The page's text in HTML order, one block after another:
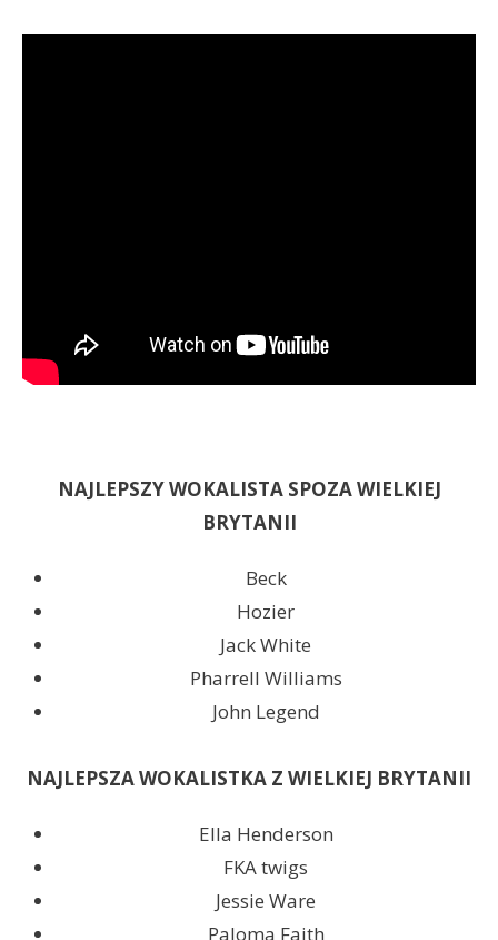
NAJLEPSZY WOKALISTA SPOZA WIELKIEJ
BRYTANII
Beck
Hozier
Jack White
Pharrell Williams
John Legend
NAJLEPSZA WOKALISTKA Z WIELKIEJ BRYTANII
Ella Henderson
FKA twigs
Jessie Ware
Paloma Faith